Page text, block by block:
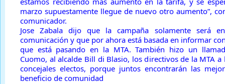
marzo supuestamente llegue de nuevo otro aumento”,
comunicador.
Jose Zabala dijo que la campaña solamente será
comunicación y que por ahora está basada en informar
que está pasando en la MTA. También hizo un
Cuomo, al alcalde Bill di Blasio, los directivos de la MTA a
concejales electos, porque juntos encontrarán las
beneficio de comunidad